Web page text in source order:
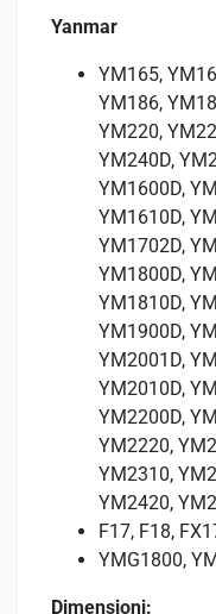
Yanmar
YM165,
YM186,
YM220,
YM240D,
YM1600D,
YM1610D,
YM1702D,
YM1800D,
YM1810D,
YM1900D,
YM2001D,
YM2010D,
YM2200D,
YM2220,
YM2310,
YM2420,
F17, F18,
YMG1800,
Dimensioni: